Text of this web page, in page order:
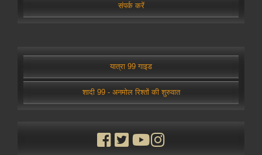
संपर्क करें
यात्रा 99 गाइड
शादी 99 - अनमोल रिश्तों की शुरुवात